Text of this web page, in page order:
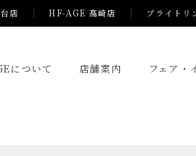
店 HF-AGE 高崎店 ブライトリ
について 店舗案内 フェア・